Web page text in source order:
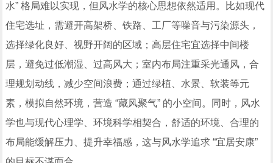
水” 格局难以实现，但风水学的核心思想依然适用。比如现代
住宅选址，需避开高架桥、铁路、工厂等噪音与污染源头，
选择绿化良好、视野开阔的区域；高层住宅宜选择中间楼
层，避免过低潮湿、过高风大；室内布局注重采光通风，合
理规划动线，减少空间浪费；通过绿植、水景、软装等元
素，模拟自然环境，营造 “藏风聚气” 的小空间。同时，风水
学也与现代心理学、环境科学相契合，舒适的环境、合理的
布局能缓解压力、提升幸福感，这与风水学追求 “宜居安康”